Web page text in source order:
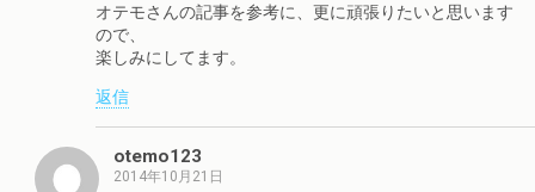
オテモさんの記事を参考に、更に頑張りたいと思います
ので、
楽しみにしてます。
返信
otemo123
2014年10月21日